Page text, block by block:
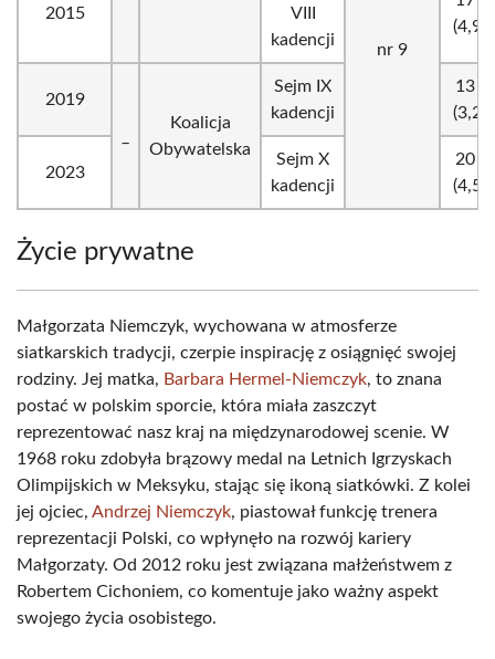
nr 9
2015
VIII
kadencji
2019
Koalicja
Obywatelska
Sejm IX
kadencji
13
2023
Sejm X
kadencji
20
Życie prywatne
Małgorzata Niemczyk, wychowana w atmosferze
siatkarskich tradycji, czerpie inspirację z osiągnięć swojej
rodziny. Jej matka, Barbara Hermel-Niemczyk, to znana
postać w polskim sporcie, która miała zaszczyt
reprezentować nasz kraj na międzynarodowej scenie. W
1968 roku zdobyła brązowy medal na Letnich Igrzyskach
Olimpijskich w Meksyku, stając się ikoną siatkówki. Z kolei
jej ojciec, Andrzej Niemczyk, piastował funkcję trenera
reprezentacji Polski, co wpłynęło na rozwój kariery
Małgorzaty. Od 2012 roku jest związana małżeństwem z
Robertem Cichoniem, co komentuje jako ważny aspekt
swojego życia osobistego.